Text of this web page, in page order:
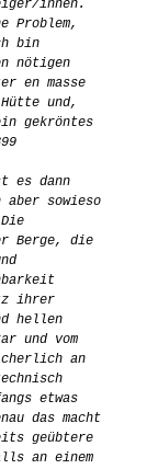
innen.
Problem,
bin
nötigen
en masse
und,
gekröntes
es dann
sowieso
Berge, die
ihrer
hellen
und vom
an
etwas
das macht
geübtere
an einem